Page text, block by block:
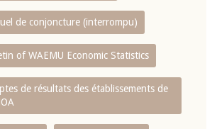
de conjoncture (interrompu)
of WAEMU Economic Statistics
de résultats des établissements de